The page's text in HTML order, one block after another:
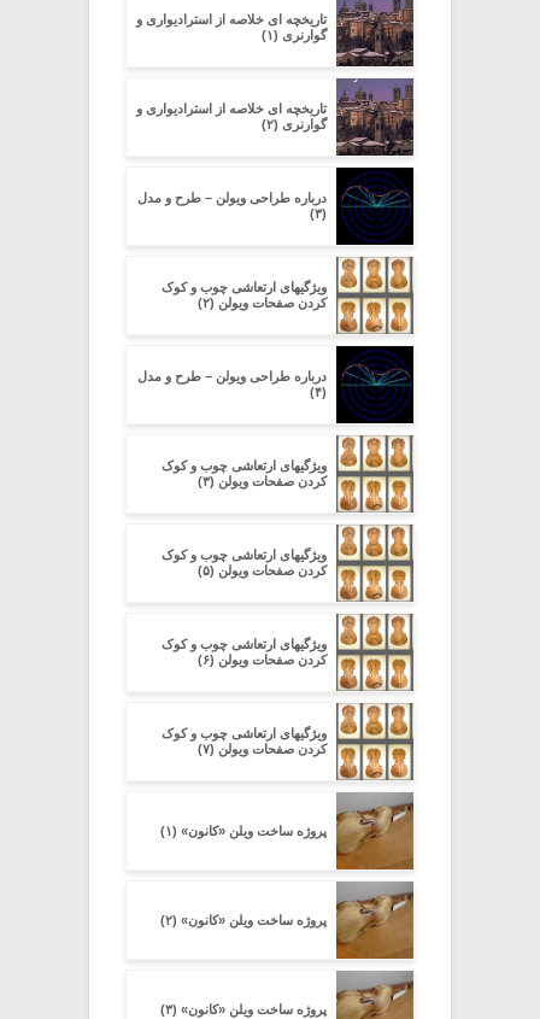
تاریخچه ای خلاصه از استرادیواری و
گوارنری (۱)
تاریخچه ای خلاصه از استرادیواری و
گوارنری (۲)
درباره طراحی ویولن – طرح و مدل
(۳)
ویژگیهای ارتعاشی چوب و کوک
کردن صفحات ویولن (۲)
درباره طراحی ویولن – طرح و مدل
(۴)
ویژگیهای ارتعاشی چوب و کوک
کردن صفحات ویولن (۳)
ویژگیهای ارتعاشی چوب و کوک
کردن صفحات ویولن (۵)
ویژگیهای ارتعاشی چوب و کوک
کردن صفحات ویولن (۶)
ویژگیهای ارتعاشی چوب و کوک
کردن صفحات ویولن (۷)
پروژه ساخت ویلن «کانون» (۱)
پروژه ساخت ویلن «کانون» (۲)
پروژه ساخت ویلن «کانون» (۳)